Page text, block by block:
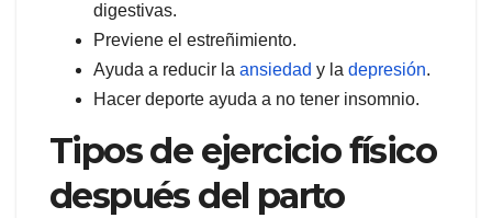
digestivas.
Previene el estreñimiento.
Ayuda a reducir la ansiedad y la depresión.
Hacer deporte ayuda a no tener insomnio.
Tipos de ejercicio físico
después del parto